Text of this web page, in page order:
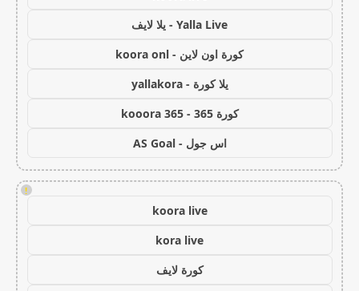
Yalla Live - يلا لايف
كورة اون لاين - koora onl
يلا كورة - yallakora
كورة 365 - kooora 365
اس جول - AS Goal
!
koora live
kora live
كورة لايف